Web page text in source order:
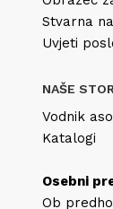
Stvarna
Uvjeti
NAŠE
Vodnik
Katalogi
Osebni
Ob